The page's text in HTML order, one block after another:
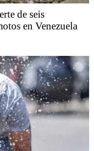
de seis
en Venezuela